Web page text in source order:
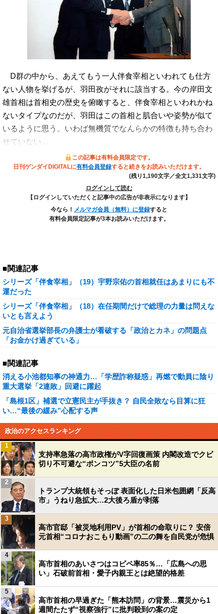
D群の中から、あえてもう一人伴食宰相といわれても仕方
ない人物を挙げるが、羽田孜がそれに該当する。今の岸田文
雄首相は首相史の歴史を俯瞰すると、伴食宰相といわれかね
ないタイプなのだが、羽田はこの首相と肌合いや姿勢が似て
いるように思う。いわば無機質でなんらかの特徴も持ち合わ
せていない…
この記事は有料会員限定です。
日刊ゲンダイDIGITALに有料会員登録すると続きをお読みいただけます。
(残り1,190文字／全文1,331文字)
ログインして読む
【ログインしていただくと記事中の広告が非表示になります】
今なら！ メルマガ会員（無料）に登録すると
有料会員限定記事が3本お読みいただけます。
■関連記事
シリーズ「伴食宰相」（19）宇野宗佑の首相就任はあまりにも不
運だった
シリーズ「伴食宰相」（18）在任期間だけで総理の力量は問えな
いとも言えよう
元自治省選挙部長の弁護士が看破する「政治とカネ」の問題点
「お金かけ過ぎている」
■関連記事
消える小池都知事の神通力…「学歴詐称疑惑」再燃で動員に陰り
重大選挙「2連敗」回避に躍起
「島根1区」補選で立憲民主が手抜き？ 自民全敗なら目算に狂
い…“最後の緩み”心配する声
政治のアクセスランキング
支持率急落の高市政権がV字回復画策 内閣改造でクビ
切り不可避な“ポンコツ”5大臣の名前
1
トランプ大統領もそっぽ 表面化した日米包囲網「反高
市」うねり急拡大…2大後ろ盾が剥落
2
高市官邸「被災地利用PV」が首相の命取りに？ 安倍
元首相“コロナおこもり動画”の二の舞を自民党が危惧
3
高市首相のあいさつはコピペ率85％…「広島への思
い」石破前首相・愛子内親王とは絶望的格差
4
高市首相の早過ぎた「熊本訪問」の背景…震災から1
週間たたず“視察強行”に批判殺到の案の定
5